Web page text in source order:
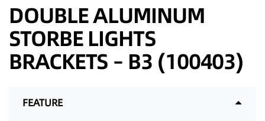
DOUBLE ALUMINUM
STORBE LIGHTS
BRACKETS – B3 (100403)
FEATURE